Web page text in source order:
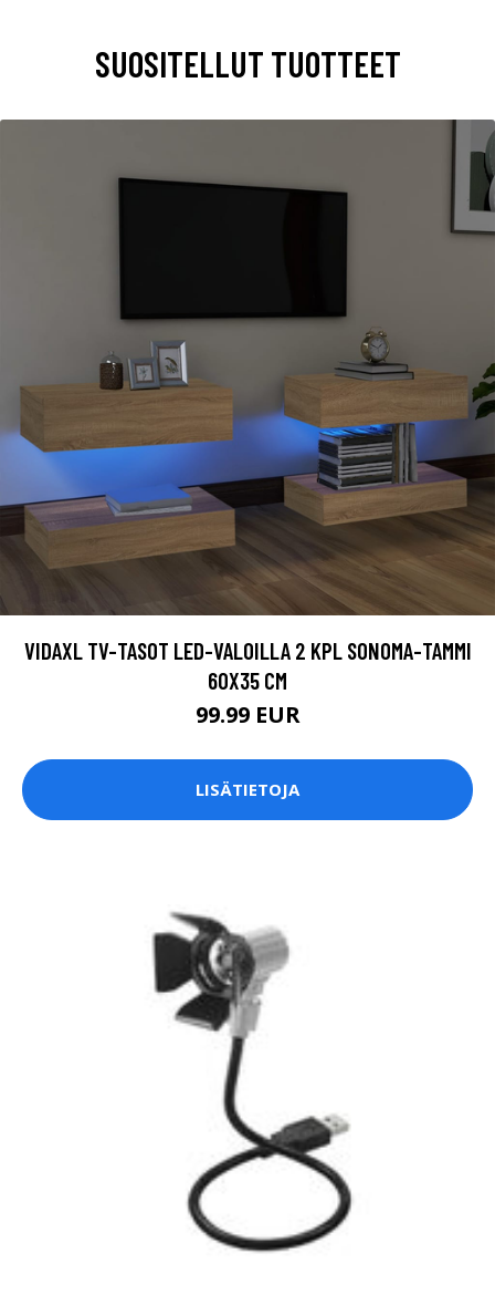
SUOSITELLUT TUOTTEET
VIDAXL TV-TASOT LED-VALOILLA 2 KPL SONOMA-TAMMI
60X35 CM
99.99 EUR
LISÄTIETOJA